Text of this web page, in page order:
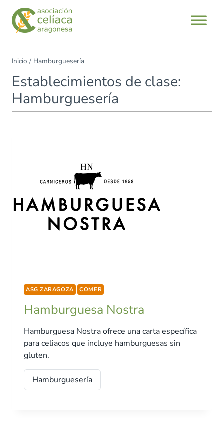
Saltar
contenido
Inicio / Hamburguesería
Establecimientos de clase:
Hamburguesería
ASG ZARAGOZA COMER
Hamburguesa Nostra
Hamburguesa Nostra ofrece una carta específica
para celiacos que incluye hamburguesas sin
gluten.
Hamburguesería